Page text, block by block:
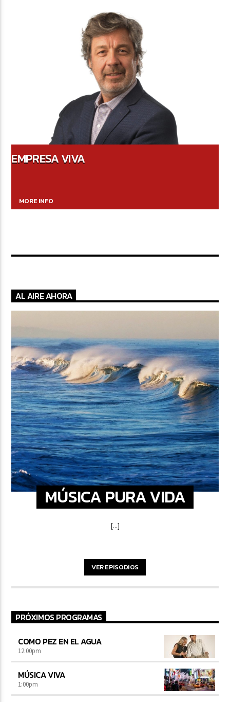
EMPRESA VIVA
MORE INFO
AL AIRE AHORA
MÚSICA PURA VIDA
[...]
VER EPISODIOS
PRÓXIMOS PROGRAMAS
COMO PEZ EN EL AGUA
12:00pm
MÚSICA VIVA
1:00pm